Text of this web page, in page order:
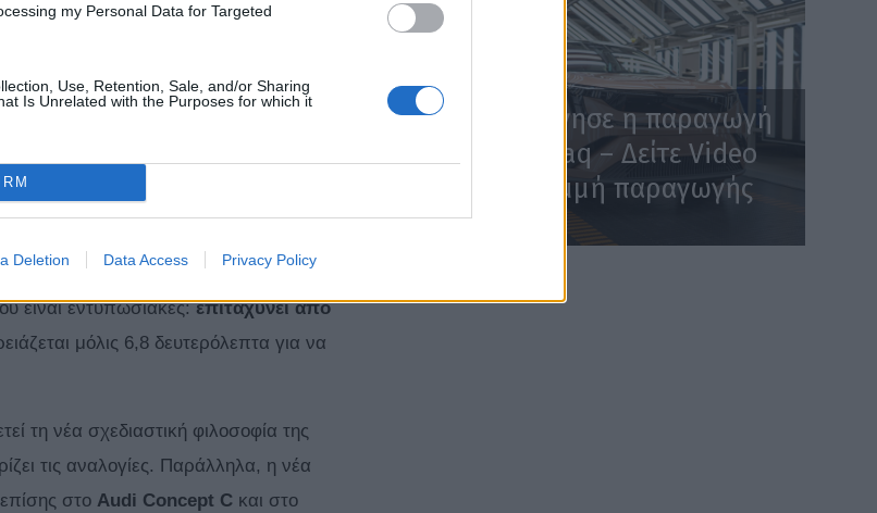
my Personal Data for Targeted
Use, Retention, Sale, and/or Sharing
Is Unrelated with the Purposes for which it
Deletion Data Access Privacy Policy
σχεδιαστικό προσανατολισμό και
είναι εντυπωσιακές:επιταχύνει από
μόλις 6,8 δευτερόλεπτα για να
τη νέα σχεδιαστική φιλοσοφία της
τις αναλογίες. Παράλληλα, η νέα
στο Audi Concept C και στο
Skoda: Ξεκίνησε η παραγωγή
του νέου Peaq – Δείτε Video
από τη γραμμή παραγωγής
WEB TV